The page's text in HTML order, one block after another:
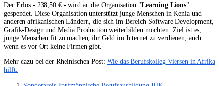
Der Erlös - 238,50 € - wird an die Organisation "Learning Lions"
gespendet. Diese Organisation unterstützt junge Menschen in Kenia und
anderen afrikanischen Ländern, die sich im Bereich Software Development,
Grafik-Design und Media Production weiterbilden möchten. Ziel ist es,
junge Menschen fit zu machen, ihr Geld im Internet zu verdienen, auch
wenn es vor Ort keine Firmen gibt.
Mehr dazu bei der Rheinischen Post: Wie das Berufskolleg Viersen in Afrika
hilft.